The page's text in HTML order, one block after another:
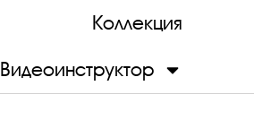
Коллекция
Видеоинструктор